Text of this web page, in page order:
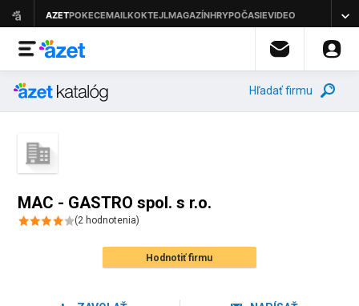
Hľadať firmu
MAC - GASTRO spol. s r.o.
(2 hodnotenia)
Hodnotiť firmu